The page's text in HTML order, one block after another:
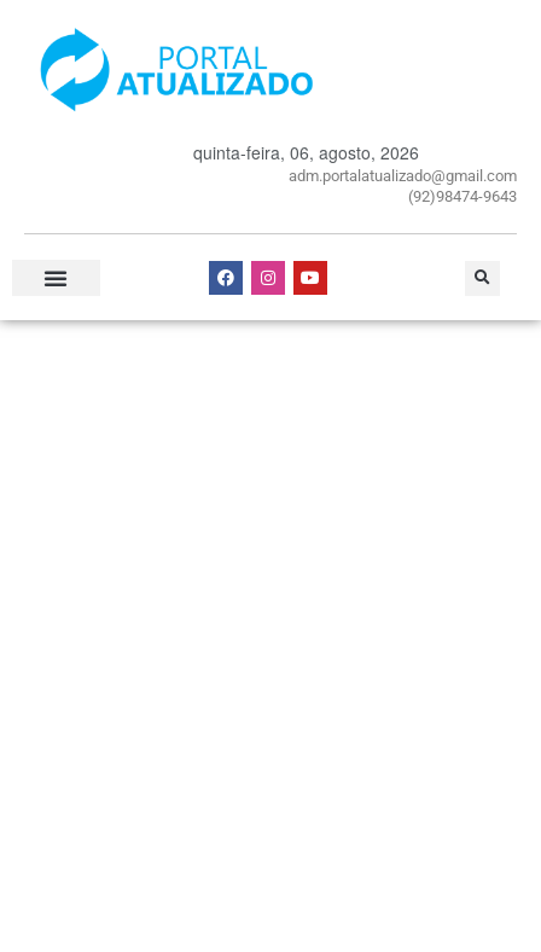
quinta-feira, 06, agosto, 2026
adm.portalatualizado@gmail.com
(92)98474-9643